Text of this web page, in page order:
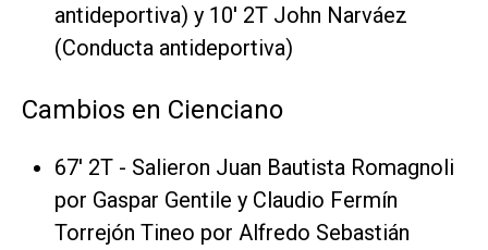
antideportiva) y 10' 2T John Narváez
(Conducta antideportiva)
Cambios en Cienciano
67' 2T - Salieron Juan Bautista Romagnoli
por Gaspar Gentile y Claudio Fermín
Torrejón Tineo por Alfredo Sebastián